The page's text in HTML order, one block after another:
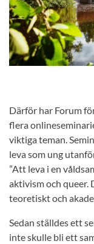
Därför har Forum
flera
viktiga teman.
leva som ung
”Att leva i en
aktivism och queer.
teoretiskt och
Sedan ställdes ett
inte skulle bli ett